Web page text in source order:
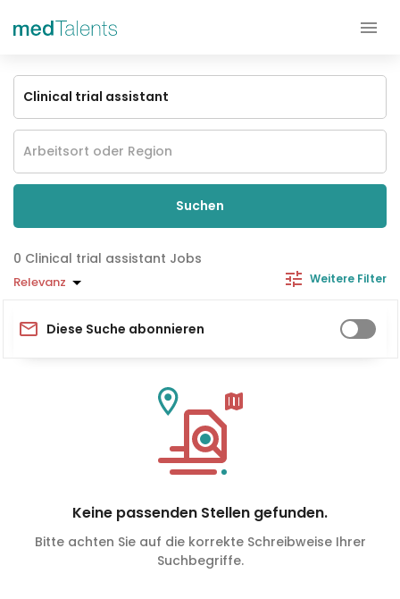
Suchen
Clinical trial assistant Jobs
Relevanz Weitere Filter
Diese Suche abonnieren
Keine passenden Stellen gefunden.
Bitte achten Sie auf die korrekte Schreibweise Ihrer
Suchbegriffe.